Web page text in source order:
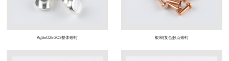
AgSnO2In2O3整体铆钉 银/铜复合触点铆钉